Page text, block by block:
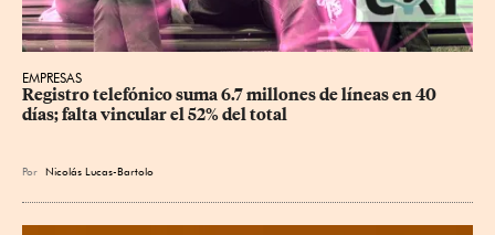
EMPRESAS
Registro telefónico suma 6.7 millones de líneas en 40
días; falta vincular el 52% del total
Por Nicolás Lucas-Bartolo